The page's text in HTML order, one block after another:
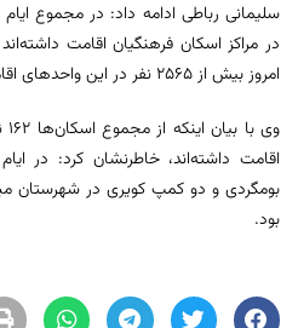
در مراکز اسکان‌ فرهنگیان اقامت
امروز بیش از 2565 نفر در این واحدهای اقامتی اسکان داشته‌اند.
اقامت داشته‌اند، خاطرنشان کرد: در
بومگردی و دو کمپ کویری در شهرستان
بود.